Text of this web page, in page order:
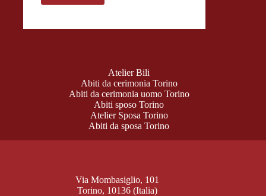
Atelier Bili
Abiti da cerimonia Torino
Abiti da cerimonia uomo Torino
Abiti sposo Torino
Atelier Sposa Torino
Abiti da sposa Torino
Via Mombasiglio, 101
Torino, 10136 (Italia)